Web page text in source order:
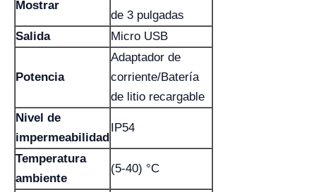
Mostrar
de 3 pulgadas
Salida
Micro USB
Potencia
Adaptador de
corriente/Batería
de litio recargable
Nivel de
impermeabilidad
IP54
Temperatura
ambiente
(5-40) °C